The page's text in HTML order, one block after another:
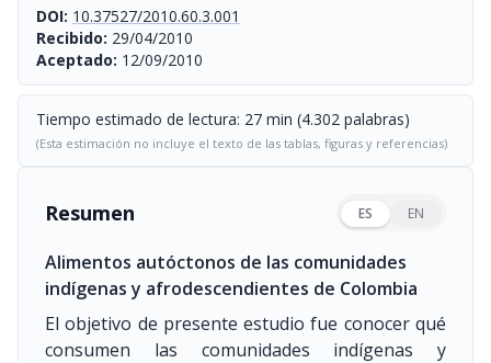
DOI: 10.37527/2010.60.3.001
Recibido: 29/04/2010
Aceptado: 12/09/2010
Tiempo estimado de lectura: 27 min (4.302 palabras)
(Esta estimación no incluye el texto de las tablas, figuras y referencias)
Resumen ES EN
Alimentos autóctonos de las comunidades
indígenas y afrodescendientes de Colombia
El objetivo de presente estudio fue conocer qué
consumen las comunidades indígenas y